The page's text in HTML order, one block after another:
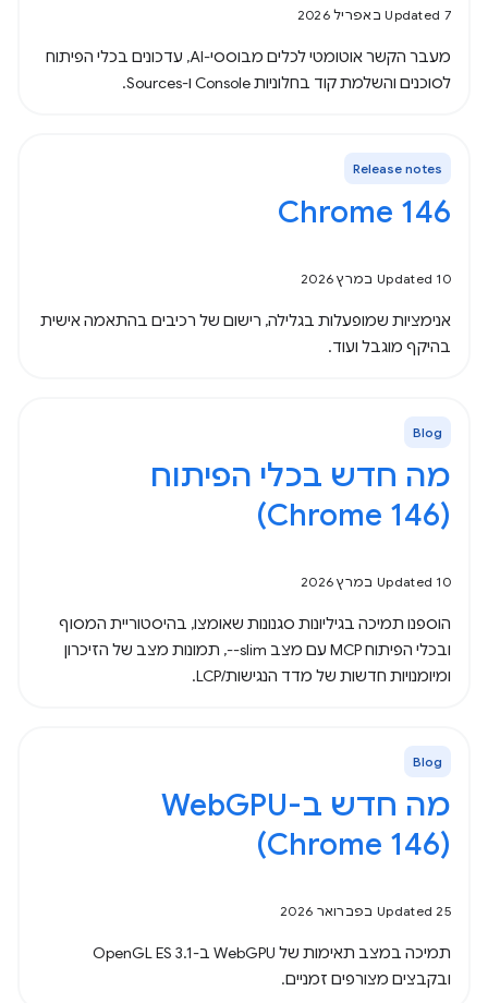
Updated 7 באפריל 2026
מעבר הקשר אוטומטי לכלים מבוססי-AI, עדכונים בכלי הפיתוח
לסוכנים והשלמת קוד בחלוניות Console ו-Sources.
Release notes
Chrome 146
Updated 10 במרץ 2026
אנימציות שמופעלות בגלילה, רישום של רכיבים בהתאמה אישית
בהיקף מוגבל ועוד.
Blog
מה חדש בכלי הפיתוח
(Chrome 146)
Updated 10 במרץ 2026
הוספנו תמיכה בגיליונות סגנונות שאומצו, בהיסטוריית המסוף
ובכלי הפיתוח MCP עם מצב ‎--slim, תמונות מצב של הזיכרון
ומיומנויות חדשות של מדד הנגישות/LCP.
Blog
(Chrome 146)
Updated 25 בפברואר 2026
תמיכה במצב תאימות של WebGPU ב-OpenGL ES 3.1
ובקבצים מצורפים זמניים.